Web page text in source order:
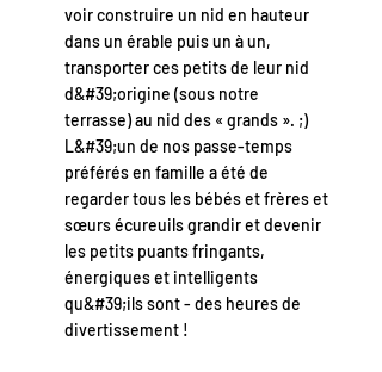
voir construire un nid en hauteur
dans un érable puis un à un,
transporter ces petits de leur nid
d&#39;origine (sous notre
terrasse) au nid des « grands ». ;)
L&#39;un de nos passe-temps
préférés en famille a été de
regarder tous les bébés et frères et
sœurs écureuils grandir et devenir
les petits puants fringants,
énergiques et intelligents
qu&#39;ils sont - des heures de
divertissement !